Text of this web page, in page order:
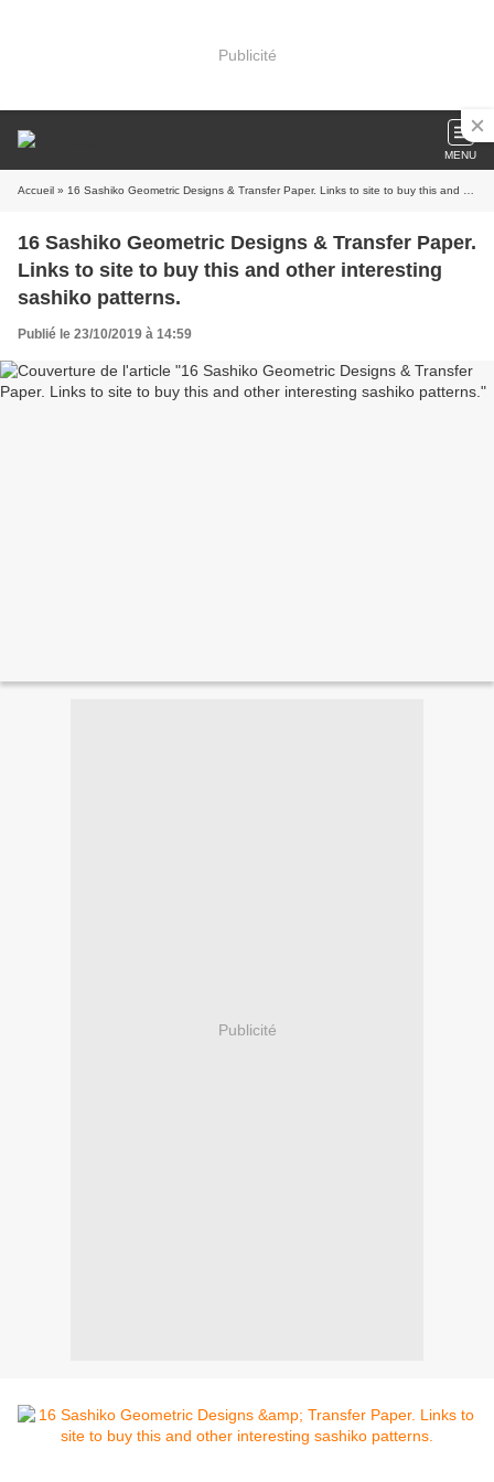
Publicité
MENU
Accueil » 16 Sashiko Geometric Designs & Transfer Paper. Links to site to buy this and other interesting sashiko patterns.
16 Sashiko Geometric Designs & Transfer Paper.
Links to site to buy this and other interesting
sashiko patterns.
Publié le 23/10/2019 à 14:59
Publicité